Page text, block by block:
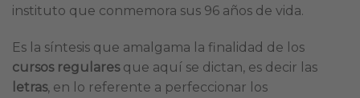
instituto que conmemora sus 96 años de vida.
Es la síntesis que amalgama la finalidad de los
cursos regularesque aquí se dictan, es decir las
letras, en lo referente a perfeccionar los